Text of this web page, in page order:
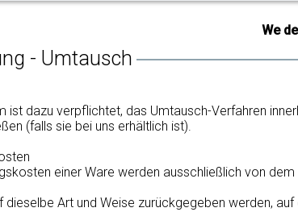
We
- Umtausch
ist dazu verpflichtet, das Umtausch-Verfahren
(falls sie bei uns erhältlich ist).
einer Ware werden ausschließlich von
dieselbe Art und Weise zurückgegeben werden,